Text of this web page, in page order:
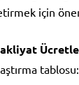
için
tablosu: